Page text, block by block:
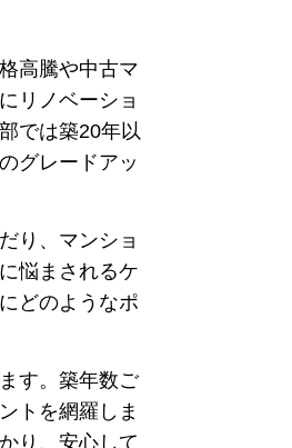
高騰や中古マ
リノベーショ
では築20年以
グレードアッ
り、マンショ
悩まされるケ
どのようなポ
す。築年数ご
トを網羅しま
り、安心して